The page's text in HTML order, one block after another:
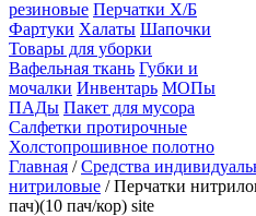
резиновые Перчатки Х/Б
Фартуки Халаты Шапочки
Товары для уборки
Вафельная ткань Губки и
мочалки Инвентарь МОПы
ПАДы Пакет для мусора
Салфетки протирочные
Холстопрошивное полотно
Главная /Средства
нитриловые / Перчатки
пач)(10 пач/кор) site